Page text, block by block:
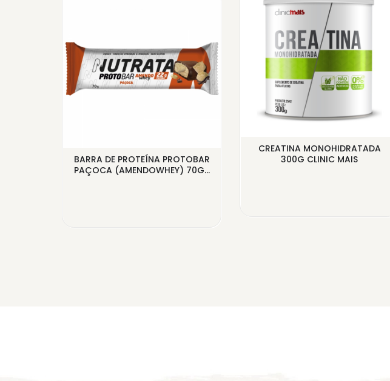
BARRA DE PROTEÍNA PROTOBAR
PAÇOCA (AMENDOWHEY) 70G...
CREATINA MONOHIDRATADA
300G CLINIC MAIS